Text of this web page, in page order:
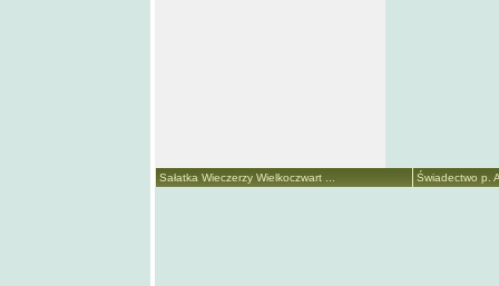
Sałatka Wieczerzy Wielkoczwart ... Świadectwo p.